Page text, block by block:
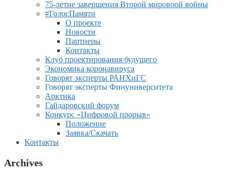
75-летие завершения Второй мировоой войны
#ГолосПамяти
О проекте
Новости
Партнеры
Контакты
Клуб проектирования будущего
Экономика коронавируса
Говорят эксперты РАНХиГС
Говорят эксперты Финуниверситета
Арктика
Гайдаровский форум
Конкурс «Цифровой прорыв»
Положение
Заявка/Скачать
Контакты
Archives